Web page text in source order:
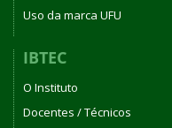
Uso da marca UFU
IBTEC
O Instituto
Docentes / Técnicos